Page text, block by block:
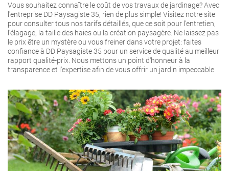
Vous souhaitez connaître le coût de vos travaux de jardinage? Avec
l'entreprise DD Paysagiste 35, rien de plus simple! Visitez notre site
pour consulter tous nos tarifs détaillés, que ce soit pour l'entretien,
l'élagage, la taille des haies ou la création paysagère. Ne laissez pas
le prix être un mystère ou vous freiner dans votre projet: faites
confiance à DD Paysagiste 35 pour un service de qualité au meilleur
rapport qualité-prix. Nous mettons un point d'honneur à la
transparence et l'expertise afin de vous offrir un jardin impeccable.